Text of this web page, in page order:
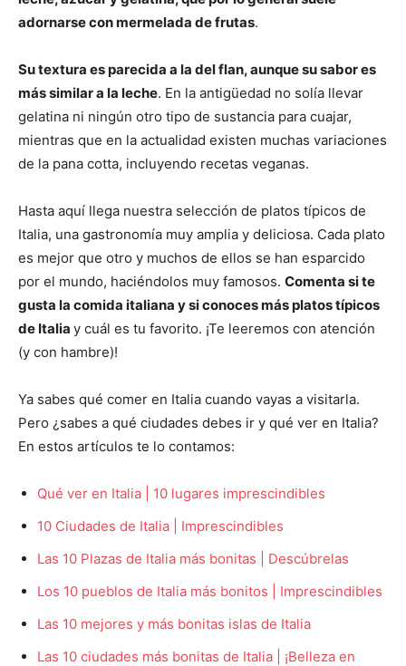
adornarse con mermelada de frutas.
Su textura es parecida a la del flan, aunque su sabor es
más similar a la leche. En la antigüedad no solía llevar
gelatina ni ningún otro tipo de sustancia para cuajar,
mientras que en la actualidad existen muchas variaciones
de la pana cotta, incluyendo recetas veganas.
Hasta aquí llega nuestra selección de platos típicos de
Italia, una gastronomía muy amplia y deliciosa. Cada plato
es mejor que otro y muchos de ellos se han esparcido
por el mundo, haciéndolos muy famosos. Comenta si te
gusta la comida italiana y si conoces más platos típicos
de Italia y cuál es tu favorito. ¡Te leeremos con atención
(y con hambre)!
Ya sabes qué comer en Italia cuando vayas a visitarla.
Pero ¿sabes a qué ciudades debes ir y qué ver en Italia?
En estos artículos te lo contamos:
Qué ver en Italia | 10 lugares imprescindibles
10 Ciudades de Italia | Imprescindibles
Las 10 Plazas de Italia más bonitas | Descúbrelas
Los 10 pueblos de Italia más bonitos | Imprescindibles
Las 10 mejores y más bonitas islas de Italia
Las 10 ciudades más bonitas de Italia | ¡Belleza en